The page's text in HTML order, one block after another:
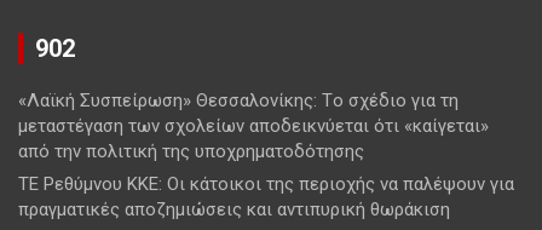
902
«Λαϊκή Συσπείρωση» Θεσσαλονίκης: Tο σχέδιο για τη
μεταστέγαση των σχολείων αποδεικνύεται ότι «καίγεται»
από την πολιτική της υποχρηματοδότησης
ΤΕ Ρεθύμνου ΚΚΕ: Οι κάτοικοι της περιοχής να παλέψουν για
πραγματικές αποζημιώσεις και αντιπυρική θωράκιση